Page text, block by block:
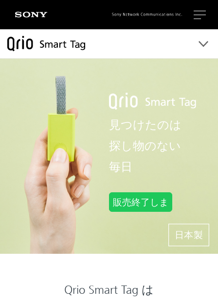
見つけたのは
探し物のない
毎日
販売終了しま
日本製
Qrio Smart Tag は